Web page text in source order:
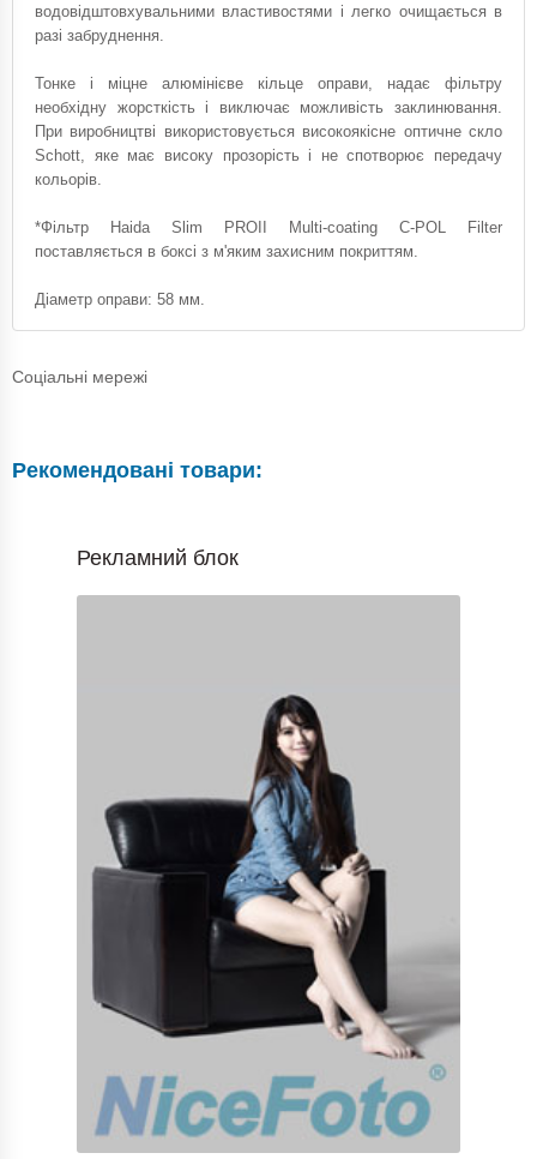
водовідштовхувальними властивостями і легко очищається в
разі забруднення.
Тонке і міцне алюмінієве кільце оправи, надає фільтру
необхідну жорсткість і виключає можливість заклинювання.
При виробництві використовується високоякісне оптичне скло
Schott, яке має високу прозорість і не спотворює передачу
кольорів.
*Фільтр Haida Slim PROII Multi-coating C-POL Filter
поставляється в боксі з м'яким захисним покриттям.
Діаметр оправи: 58 мм.
Соціальні мережі
Рекомендовані товари:
Рекламний блок